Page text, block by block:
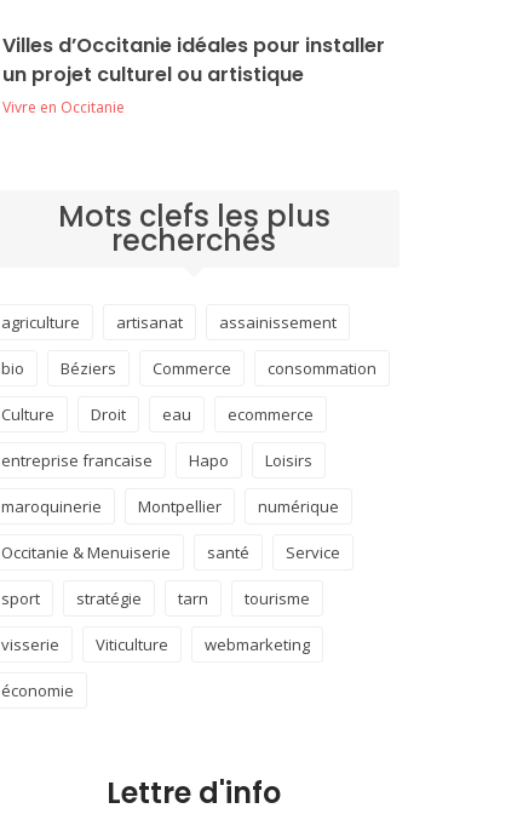
Villes d’Occitanie idéales pour installer
un projet culturel ou artistique
Vivre en Occitanie
Mots clefs les plus
recherchés
agriculture artisanat assainissement
bio Béziers Commerce consommation
Culture Droit eau ecommerce
entreprise francaise Hapo Loisirs
maroquinerie Montpellier numérique
Occitanie & Menuiserie santé Service
sport stratégie tarn tourisme
visserie Viticulture webmarketing
économie
Lettre d'info